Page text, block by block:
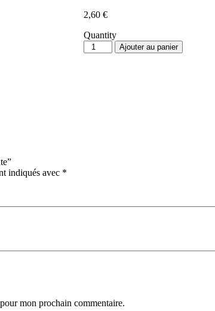
2,60 €
Quantity
Ajouter au panier
indiqués avec *
mon prochain commentaire.